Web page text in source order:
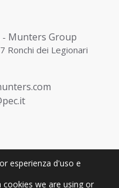
- Munters Group
Ronchi dei Legionari
esperienza d'uso e
we are using or